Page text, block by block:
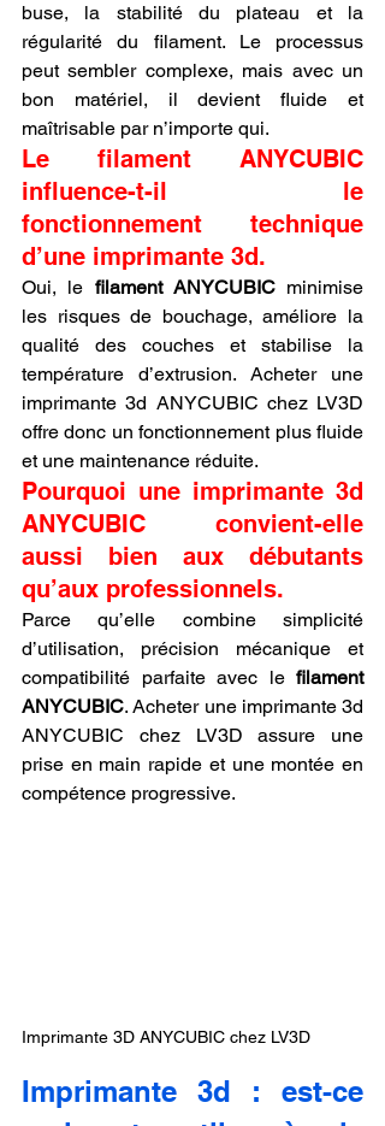
buse, la stabilité du plateau et la
régularité du filament. Le processus
peut sembler complexe, mais avec un
bon matériel, il devient fluide et
maîtrisable par n’importe qui.
Le filament ANYCUBIC
influence-t-il le
fonctionnement technique
d’une imprimante 3d.
Oui, le filament ANYCUBIC minimise
les risques de bouchage, améliore la
qualité des couches et stabilise la
température d’extrusion. Acheter une
imprimante 3d ANYCUBIC chez LV3D
offre donc un fonctionnement plus fluide
et une maintenance réduite.
Pourquoi une imprimante 3d
ANYCUBIC convient-elle
aussi bien aux débutants
qu’aux professionnels.
Parce qu’elle combine simplicité
d’utilisation, précision mécanique et
compatibilité parfaite avec le filament
ANYCUBIC. Acheter une imprimante 3d
ANYCUBIC chez LV3D assure une
prise en main rapide et une montée en
compétence progressive.
Imprimante 3D ANYCUBIC chez LV3D
Imprimante 3d : est-ce